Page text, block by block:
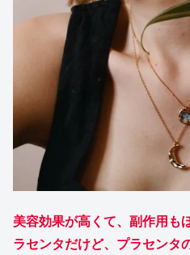
美容効果が高くて、副作用も
ラセンタだけど、プラセンタ